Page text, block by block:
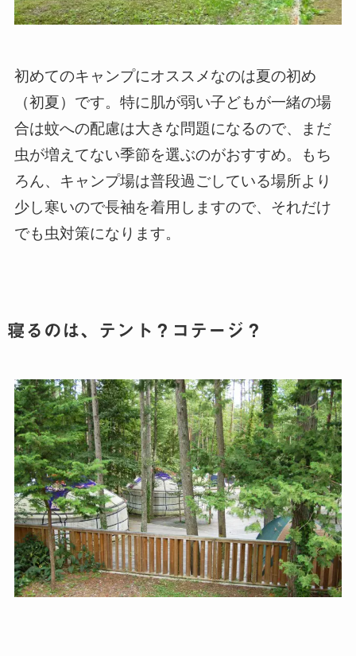
初めてのキャンプにオススメなのは夏の初め
（初夏）です。特に肌が弱い子どもが一緒の場
合は蚊への配慮は大きな問題になるので、まだ
虫が増えてない季節を選ぶのがおすすめ。もち
ろん、キャンプ場は普段過ごしている場所より
少し寒いので長袖を着用しますので、それだけ
でも虫対策になります。
寝るのは、テント？コテージ？